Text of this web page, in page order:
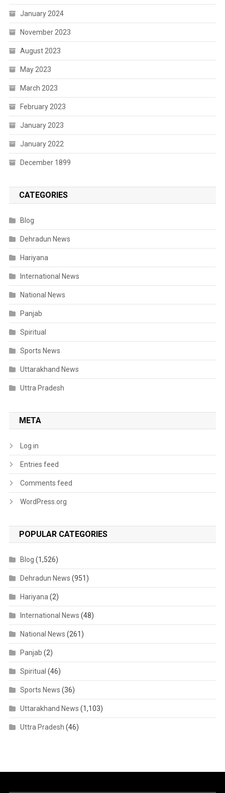
January 2024
November 2023
August 2023
May 2023
March 2023
February 2023
January 2023
January 2022
December 1899
CATEGORIES
Blog
Dehradun News
Hariyana
International News
National News
Panjab
Spiritual
Sports News
Uttarakhand News
Uttra Pradesh
META
Log in
Entries feed
Comments feed
WordPress.org
POPULAR CATEGORIES
Blog (1,526)
Dehradun News (951)
Hariyana(2)
International News (48)
National News (261)
Panjab (2)
Spiritual (46)
Sports News (36)
Uttarakhand News (1,103)
Uttra Pradesh (46)